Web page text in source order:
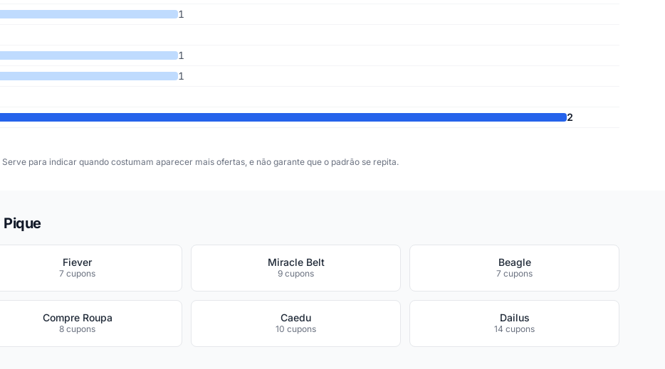
1
1
1
2
para indicar quando costumam aparecer mais ofertas, e não garante que o padrão se repita.
Pique
Fiever
7 cupons
Miracle Belt
9 cupons
Beagle
7 cupons
Compre Roupa
8 cupons
Caedu
10 cupons
Dailus
14 cupons